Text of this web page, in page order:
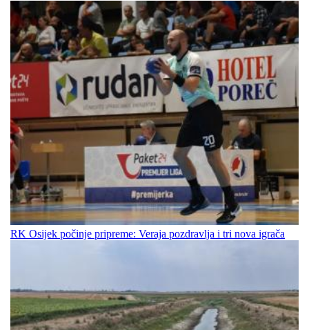
RK Osijek počinje pripreme: Veraja pozdravlja i tri nova igrača